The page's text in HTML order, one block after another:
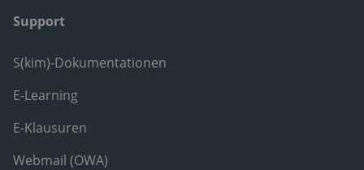
Support
S(kim)-Dokumentationen
E-Learning
E-Klausuren
Webmail (OWA)